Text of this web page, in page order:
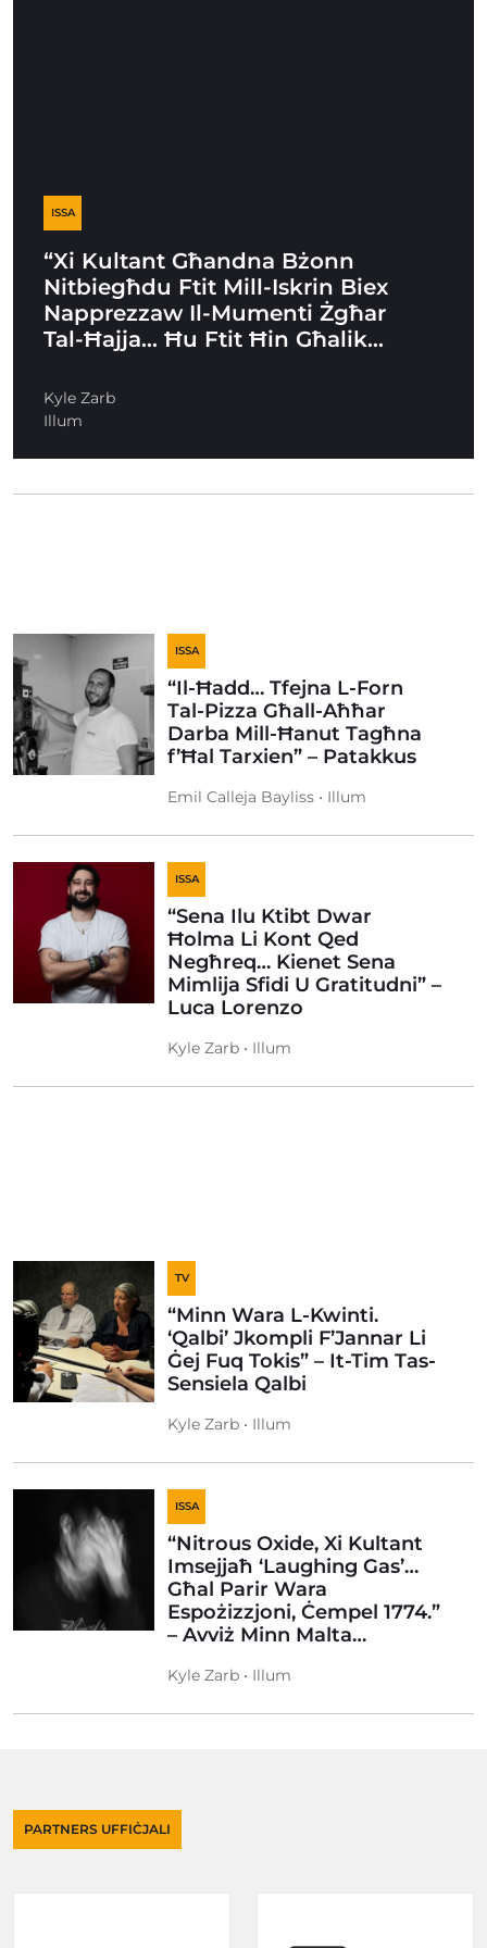
ISSA
“Xi Kultant Għandna Bżonn
Nitbiegħdu Ftit Mill-Iskrin Biex
Napprezzaw Il-Mumenti Żgħar
Tal-Ħajja… Ħu Ftit Ħin Għalik…
Kyle Zarb
Illum
ISSA
“Il-Ħadd… Tfejna L-Forn
Tal-Pizza Għall-Aħħar
Darba Mill-Ħanut Tagħna
f’Ħal Tarxien” – Patakkus
Emil Calleja Bayliss • Illum
ISSA
“Sena Ilu Ktibt Dwar
Ħolma Li Kont Qed
Negħreq… Kienet Sena
Mimlija Sfidi U Gratitudni” –
Luca Lorenzo
Kyle Zarb • Illum
TV
“Minn Wara L-Kwinti.
‘Qalbi’ Jkompli F’Jannar Li
Ġej Fuq Tokis” – It-Tim Tas-
Sensiela Qalbi
Kyle Zarb • Illum
ISSA
“Nitrous Oxide, Xi Kultant
Imsejjaħ ‘Laughing Gas’…
Għal Parir Wara
Espożizzjoni, Ċempel 1774.”
– Avviż Minn Malta…
Kyle Zarb • Illum
PARTNERS UFFIĊJALI